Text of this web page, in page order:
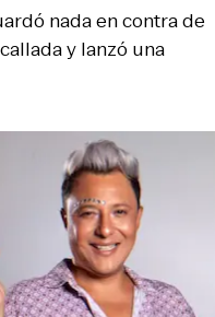
nada en contra de
y lanzó una